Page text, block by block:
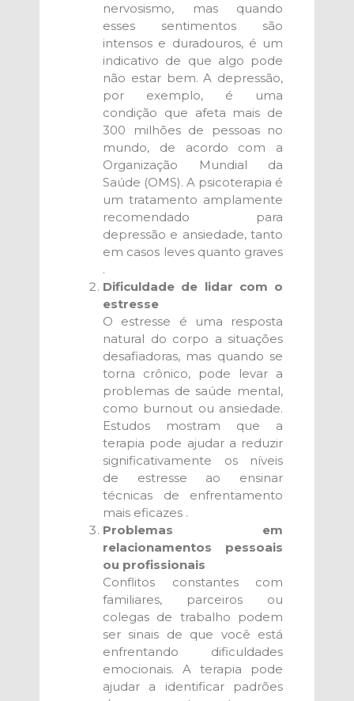
nervosismo, mas quando
esses sentimentos são
intensos e duradouros, é um
indicativo de que algo pode
não estar bem. A depressão,
por exemplo, é uma
condição que afeta mais de
300 milhões de pessoas no
mundo, de acordo com a
Organização Mundial da
Saúde (OMS). A psicoterapia é
um tratamento amplamente
recomendado para
depressão e ansiedade, tanto
em casos leves quanto graves
.
Dificuldade de lidar com o
estresse
O estresse é uma resposta
natural do corpo a situações
desafiadoras, mas quando se
torna crônico, pode levar a
problemas de saúde mental,
como burnout ou ansiedade.
Estudos mostram que a
terapia pode ajudar a reduzir
significativamente os níveis
de estresse ao ensinar
técnicas de enfrentamento
mais eficazes .
Problemas em
relacionamentos pessoais
ou profissionais
Conflitos constantes com
familiares, parceiros ou
colegas de trabalho podem
ser sinais de que você está
enfrentando dificuldades
emocionais. A terapia pode
ajudar a identificar padrões